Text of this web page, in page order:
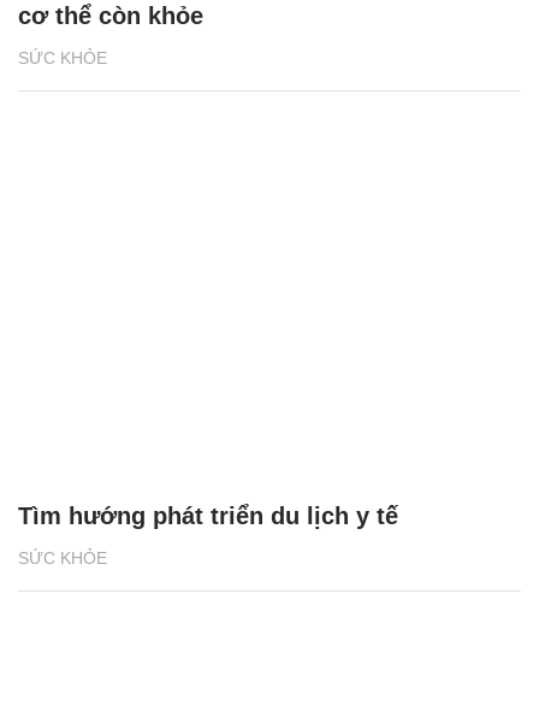
SỨC KHỎE
cơ thể còn khỏe
SỨC KHỎE
Tìm hướng phát triển du lịch y tế